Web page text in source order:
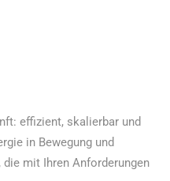
effizient, skalierbar und
in Bewegung und
mit Ihren Anforderungen